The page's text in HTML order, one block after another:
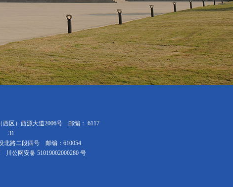
西区）西源大道2006号 邮编： 6117
31
北路二段四号 邮编：610054
公网安备 51019002000280 号